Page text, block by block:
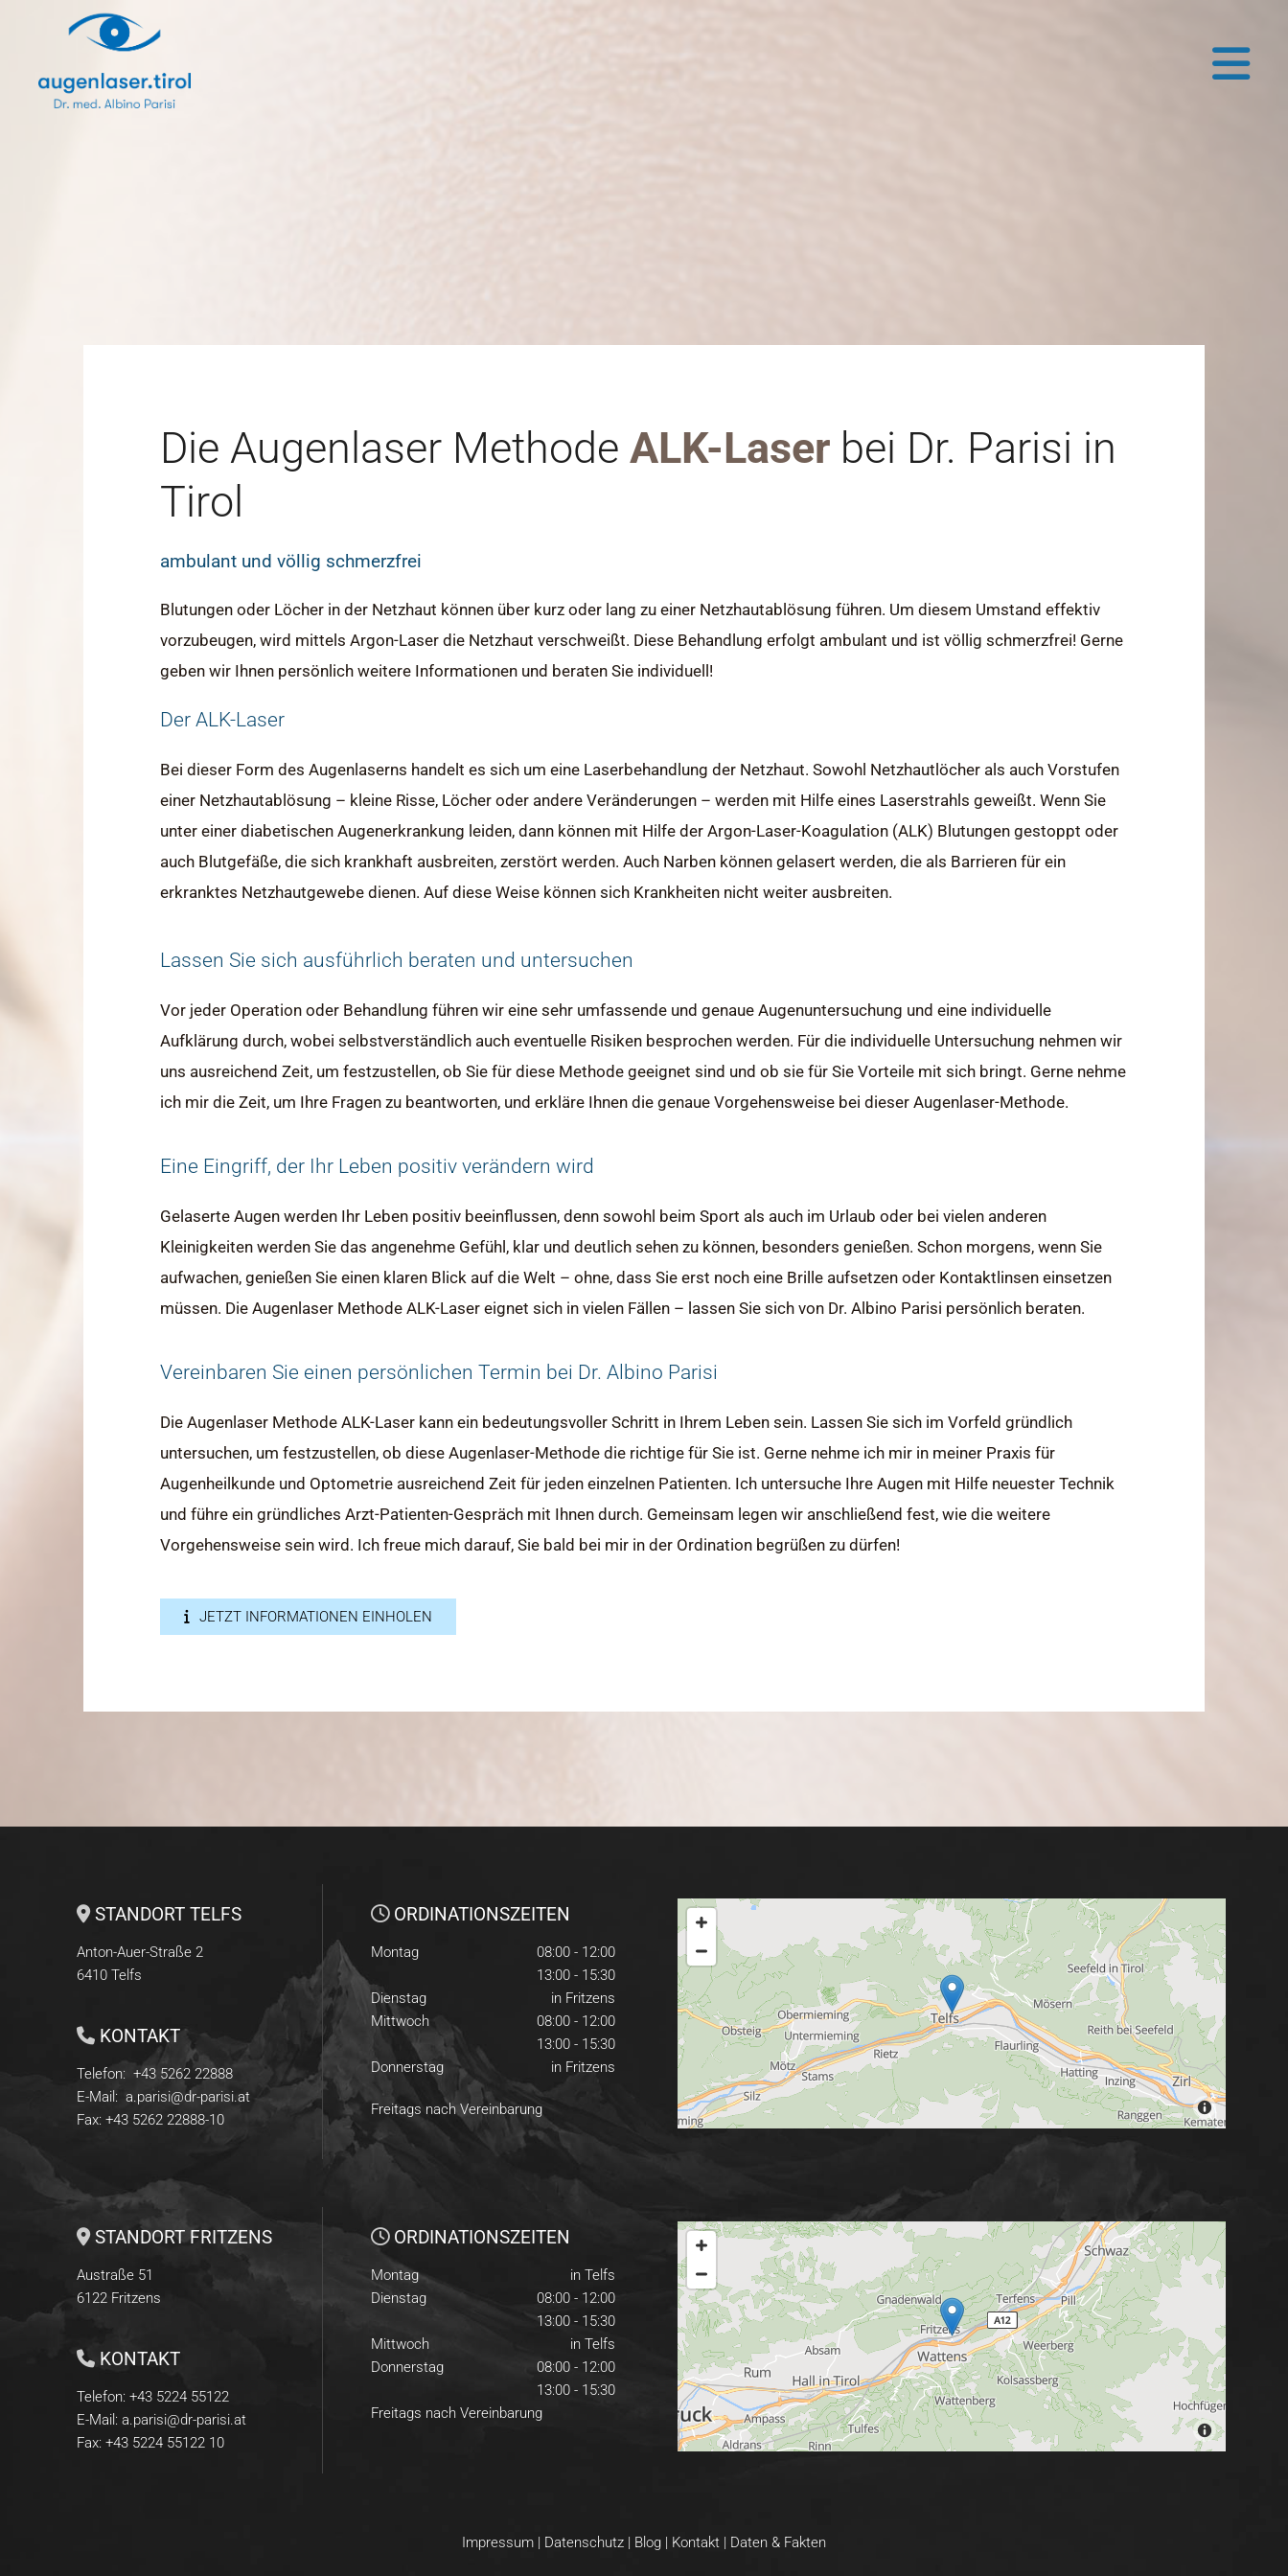
Die Augenlaser Methode ALK-Laser bei Dr. Parisi in
Tirol
ambulant und völlig schmerzfrei
Blutungen oder Löcher in der Netzhaut können über kurz oder lang zu einer Netzhautablösung führen. Um diesem Umstand effektiv
vorzubeugen, wird mittels Argon-Laser die Netzhaut verschweißt. Diese Behandlung erfolgt ambulant und ist völlig schmerzfrei! Gerne
geben wir Ihnen persönlich weitere Informationen und beraten Sie individuell!
Der ALK-Laser
Bei dieser Form des Augenlaserns handelt es sich um eine Laserbehandlung der Netzhaut. Sowohl Netzhautlöcher als auch Vorstufen
einer Netzhautablösung – kleine Risse, Löcher oder andere Veränderungen – werden mit Hilfe eines Laserstrahls geweißt. Wenn Sie
unter einer diabetischen Augenerkrankung leiden, dann können mit Hilfe der Argon-Laser-Koagulation (ALK) Blutungen gestoppt oder
auch Blutgefäße, die sich krankhaft ausbreiten, zerstört werden. Auch Narben können gelasert werden, die als Barrieren für ein
erkranktes Netzhautgewebe dienen. Auf diese Weise können sich Krankheiten nicht weiter ausbreiten.
Lassen Sie sich ausführlich beraten und untersuchen
Vor jeder Operation oder Behandlung führen wir eine sehr umfassende und genaue Augenuntersuchung und eine individuelle
Aufklärung durch, wobei selbstverständlich auch eventuelle Risiken besprochen werden. Für die individuelle Untersuchung nehmen wir
uns ausreichend Zeit, um festzustellen, ob Sie für diese Methode geeignet sind und ob sie für Sie Vorteile mit sich bringt. Gerne nehme
ich mir die Zeit, um Ihre Fragen zu beantworten, und erkläre Ihnen die genaue Vorgehensweise bei dieser Augenlaser-Methode.
Eine Eingriff, der Ihr Leben positiv verändern wird
Gelaserte Augen werden Ihr Leben positiv beeinflussen, denn sowohl beim Sport als auch im Urlaub oder bei vielen anderen
Kleinigkeiten werden Sie das angenehme Gefühl, klar und deutlich sehen zu können, besonders genießen. Schon morgens, wenn Sie
aufwachen, genießen Sie einen klaren Blick auf die Welt – ohne, dass Sie erst noch eine Brille aufsetzen oder Kontaktlinsen einsetzen
müssen. Die Augenlaser Methode ALK-Laser eignet sich in vielen Fällen – lassen Sie sich von Dr. Albino Parisi persönlich beraten.
Vereinbaren Sie einen persönlichen Termin bei Dr. Albino Parisi
Die Augenlaser Methode ALK-Laser kann ein bedeutungsvoller Schritt in Ihrem Leben sein. Lassen Sie sich im Vorfeld gründlich
untersuchen, um festzustellen, ob diese Augenlaser-Methode die richtige für Sie ist. Gerne nehme ich mir in meiner Praxis für
Augenheilkunde und Optometrie ausreichend Zeit für jeden einzelnen Patienten. Ich untersuche Ihre Augen mit Hilfe neuester Technik
und führe ein gründliches Arzt-Patienten-Gespräch mit Ihnen durch. Gemeinsam legen wir anschließend fest, wie die weitere
Vorgehensweise sein wird. Ich freue mich darauf, Sie bald bei mir in der Ordination begrüßen zu dürfen!
JETZT INFORMATIONEN EINHOLEN
STANDORT TELFS
Anton-Auer-Straße 2
6410 Telfs
 KONTAKT
Telefon: +43 5262 22888
E-Mail: a.parisi@dr-parisi.at
Fax: +43 5262 22888-10
ORDINATIONSZEITEN
Montag
08:00 - 12:00
13:00 - 15:30
Dienstag
in Fritzens
Mittwoch
08:00 - 12:00
13:00 - 15:30
Donnerstag
in Fritzens
Freitags nach Vereinbarung
STANDORT FRITZENS
Austraße 51
6122 Fritzens
 KONTAKT
Telefon: +43 5224 55122
E-Mail: a.parisi@dr-parisi.at
Fax: +43 5224 55122 10
ORDINATIONSZEITEN
Montag
in Telfs
Dienstag
08:00 - 12:00
13:00 - 15:30
Mittwoch
in Telfs
Donnerstag
08:00 - 12:00
13:00 - 15:30
Freitags nach Vereinbarung
Impressum | Datenschutz | Blog | Kontakt | Daten & Fakten